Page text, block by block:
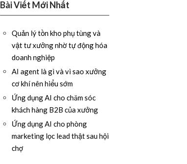
Bài Viết Mới Nhất
Quản lý tồn kho phụ tùng và
vật tư xưởng nhờ tự động hóa
doanh nghiệp
AI agent là gì và vì sao xưởng
cơ khí nên hiểu sớm
Ứng dụng AI cho chăm sóc
khách hàng B2B của xưởng
Ứng dụng AI cho phòng
marketing lọc lead thật sau hội
chợ